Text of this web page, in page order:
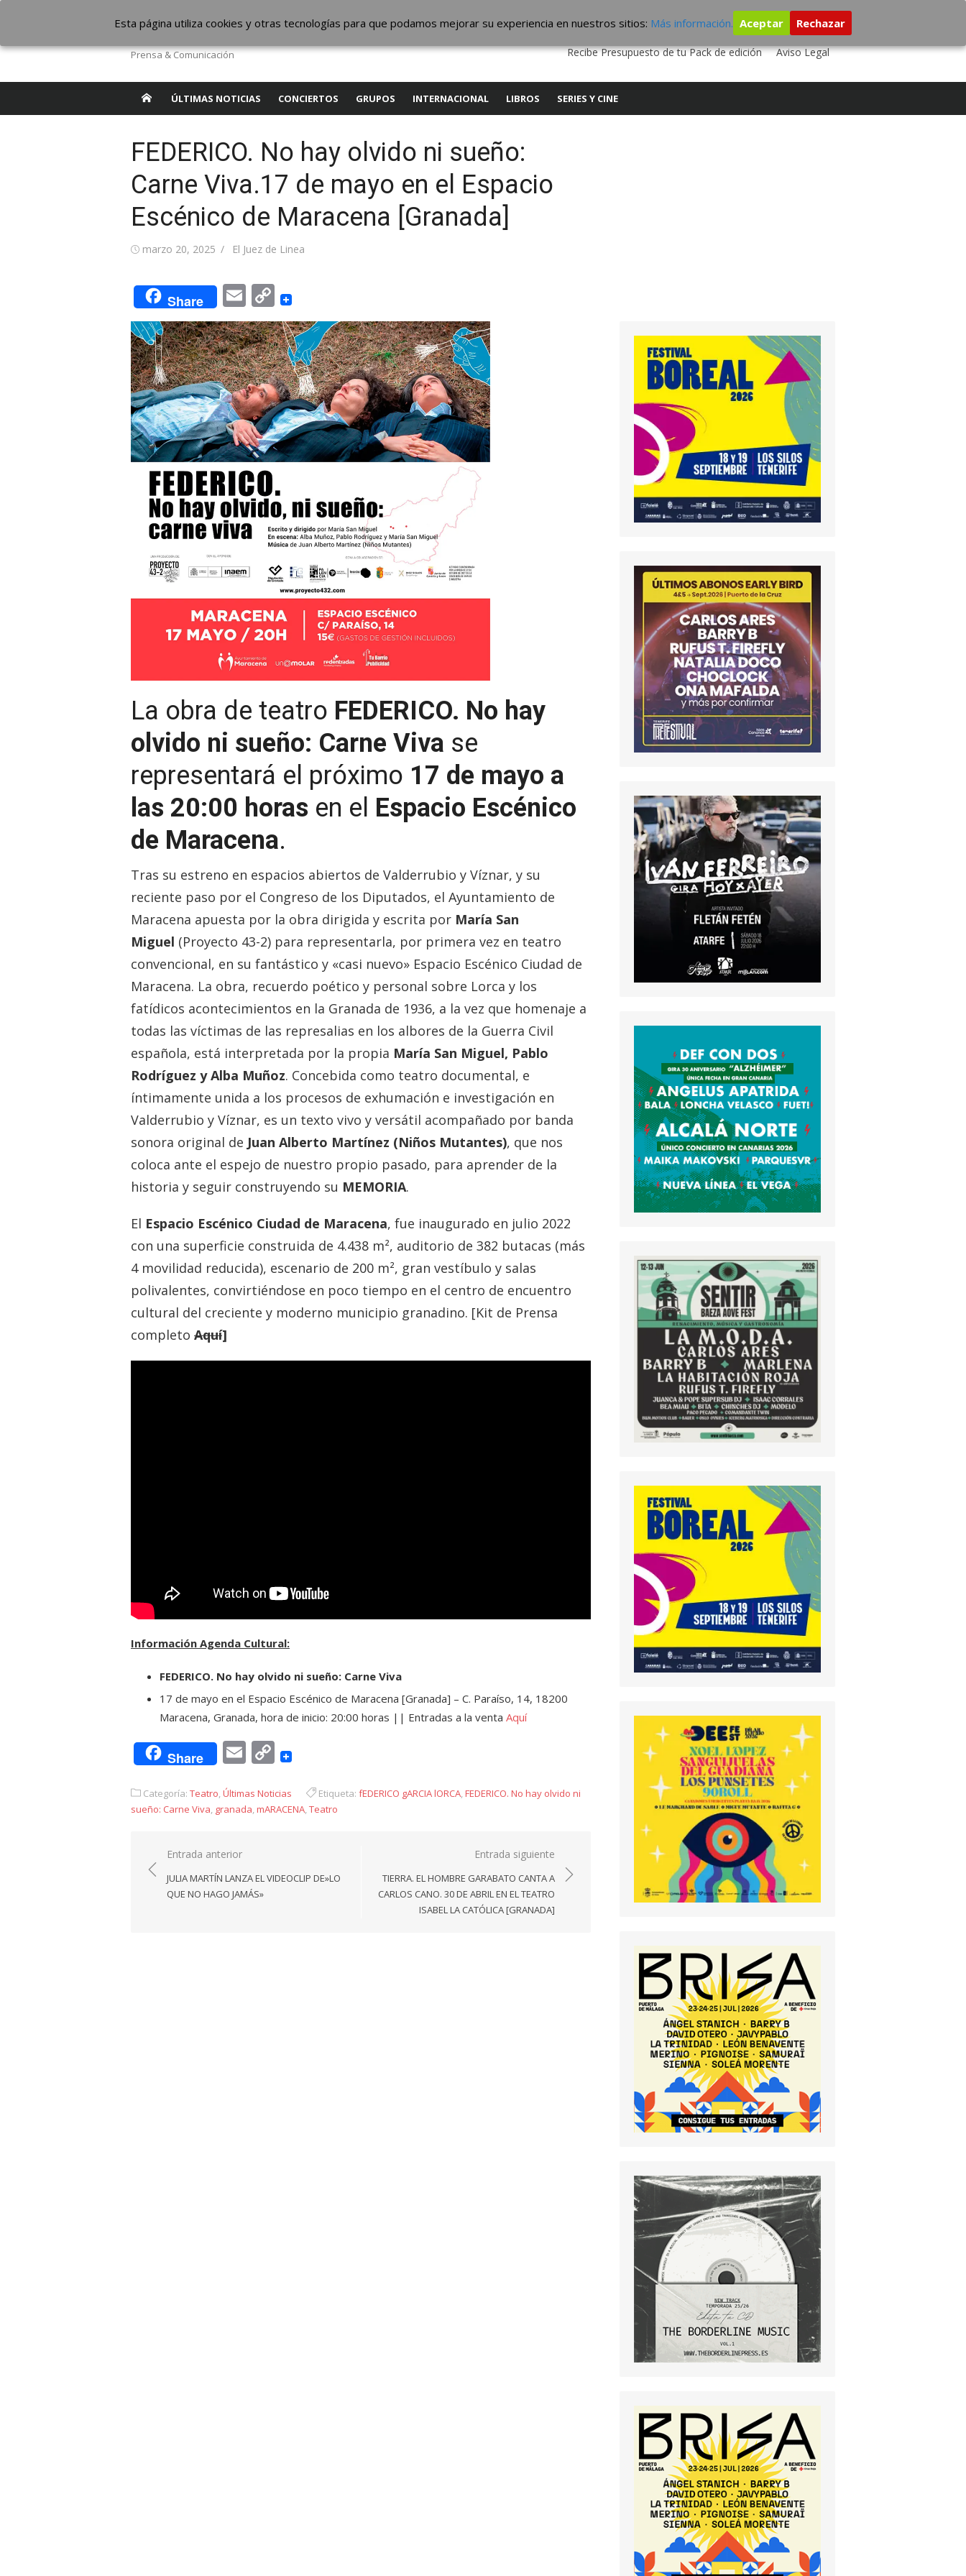
contenido
The Borderline Music
Prensa & Comunicación
QUIENES SOMOS CONTACTO SERVICIOS EDITA TU DISCO
ESTUDIO DE GRABACIÓN
Recibe Presupuesto de tu Pack de edición
Aviso Legal
ÚLTIMAS NOTICIAS CONCIERTOS GRUPOS INTERNACIONAL LIBROS SERIES Y CINE
FEDERICO. No hay olvido ni sueño:
Carne Viva.17 de mayo en el Espacio
Escénico de Maracena [Granada]
Publicada
marzo 20, 2025 Autor
El Juez de Linea
Share EmailCopy
Link
La obra de teatro FEDERICO. No hay
olvido ni sueño: Carne Viva se
representará el próximo 17 de mayo a
las 20:00 horas en el Espacio Escénico
de Maracena.
Tras su estreno en espacios abiertos de Valderrubio y Víznar, y su
reciente paso por el Congreso de los Diputados, el Ayuntamiento de
Maracena apuesta por la obra dirigida y escrita por María San
Miguel (Proyecto 43-2) para representarla, por primera vez en teatro
convencional, en su fantástico y «casi nuevo» Espacio Escénico Ciudad de
Maracena. La obra, recuerdo poético y personal sobre Lorca y los
fatídicos acontecimientos en la Granada de 1936, a la vez que homenaje a
todas las víctimas de las represalias en los albores de la Guerra Civil
española, está interpretada por la propia María San Miguel, Pablo
Rodríguez y Alba Muñoz. Concebida como teatro documental, e
íntimamente unida a los procesos de exhumación e investigación en
Valderrubio y Víznar, es un texto vivo y versátil acompañado por banda
sonora original de Juan Alberto Martínez (Niños Mutantes), que nos
coloca ante el espejo de nuestro propio pasado, para aprender de la
historia y seguir construyendo su MEMORIA.
El Espacio Escénico Ciudad de Maracena, fue inaugurado en julio 2022
con una superficie construida de 4.438 m², auditorio de 382 butacas (más
4 movilidad reducida), escenario de 200 m², gran vestíbulo y salas
polivalentes, convirtiéndose en poco tiempo en el centro de encuentro
cultural del creciente y moderno municipio granadino. [Kit de Prensa
completo Aquí]
Información Agenda Cultural:
FEDERICO. No hay olvido ni sueño: Carne Viva
17 de mayo en el Espacio Escénico de Maracena [Granada] – C. Paraíso, 14, 18200
Maracena, Granada, hora de inicio: 20:00 horas || Entradas a la venta Aquí
Share EmailCopy
Categoría: Teatro,Últimas Noticias Etiqueta: fEDERICO gARCIA lORCA,FEDERICO. No hay olvido ni
sueño: Carne Viva, granada,mARACENA,Teatro
Navegación
de
entradas
Entrada anterior
JULIA MARTÍN LANZA EL VIDEOCLIP DE»LO
QUE NO HAGO JAMÁS»
Entrada siguiente
TIERRA. EL HOMBRE GARABATO CANTA A
CARLOS CANO. 30 DE ABRIL EN EL TEATRO
ISABEL LA CATÓLICA [GRANADA]
Esta página utiliza cookies y otras tecnologías para que podamos mejorar su experiencia en nuestros sitios: Más información. Aceptar Rechazar